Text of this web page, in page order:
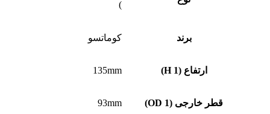
)
برند کوماتسو
ارتفاع (H 1) 135mm
قطر خارجی (OD 1) 93mm